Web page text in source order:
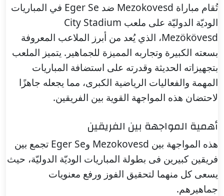
تُقام مباراة Mezokovesd ضد Eger Se في المباريات
الوديّة الدوليّة على ملعب City Stadium
Mezökövesd، الذي يُعد من أبرز الملاعب المعروفة
بسعته الكبيرة وتجاربه المميزة للجماهير. يتميز الملعب
بتجهيزاته الحديثة وقدرته على استضافة المباريات
المهمة والفعاليات الرياضية الكبرى، مما يجعله جاهزًا
لاحتضان هذه المواجهة القوية بين الفريقين.
أهمية المواجهة بين الفريقين
هذه المواجهة بين Mezokovesd وEger Se تجمع بين
فريقين كبيرين فى بطولة المباريات الوديّة الدوليّة، حيث
يسعى كل منهما لتحقيق الفوز ورفع معنويات
جماهيرهم.